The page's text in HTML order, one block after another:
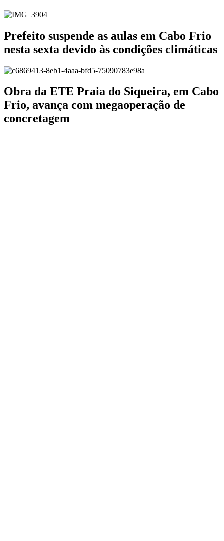
Prefeito suspende as aulas em Cabo Frio
nesta sexta devido às condições climáticas
Obra da ETE Praia do Siqueira, em Cabo
Frio, avança com megaoperação de
concretagem